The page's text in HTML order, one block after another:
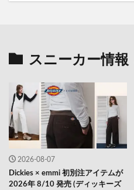
スニーカー情報
2026-08-07
Dickies × emmi 初別注アイテムが
2026年 8/10 発売 (ディッキーズ